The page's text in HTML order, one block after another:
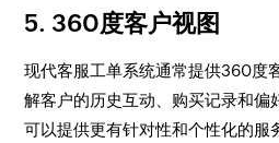
5. 360度客户视图
现代客服工单系统通常提供360度
解客户的历史互动、购买记录和偏
可以提供更有针对性和个性化的服